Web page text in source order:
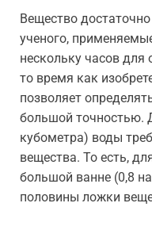
Вещество
ученого,
нескольку часов для
то время как
позволяет
большой точностью.
кубометра) воды
вещества. То есть,
большой ванне (0,8
половины ложки